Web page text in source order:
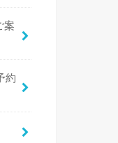
案
約